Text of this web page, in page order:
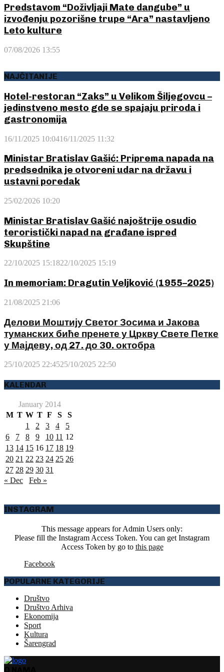
Predstavom “Doživljaji Mate dangube” u
izvođenju pozorišne trupe “Ara” nastavljeno
Leto kulture
07/08/2026 13:55
NAJČITANIJE
Hotel-restoran “Zaks” u Velikom Šiljegovcu –
jedinstveno mesto gde se spajaju priroda i
gastronomija
16/11/2025 10:0416/11/2025 11:32
Ministar Bratislav Gašić: Priprema napada na
predsednika je otvoreni udar na državu i
ustavni poredak
25/02/2026 10:20
Ministar Bratislav Gašić najoštrije osudio
teroristički napad na građane ispred
Skupštine
22/10/2025 15:1822/10/2025 15:19
In memoriam: Dragutin Veljković (1955–2025)
21/08/2025 21:06
Делови Моштију Светог Зосима и Јакова
туманских биће пренете у Цркву Свете Петке
у Мајдеву, од 27. до 30. октобра
25/10/2025 22:4525/10/2025 22:50
KALENDAR
January 2014
M T W T F S
S
1
2 3 4
5
6
7 8 9 10 11 12
13 14 15 16 17 18 19
20 21 22 23 24 25 26
27 28 29 30 31
« Dec
Feb »
INSTAGRAM
This message appears for Admin Users only:
Please fill the Instagram Access Token. You can get Instagram
Access Token by go to this page
Facebook
POPULARNE KATEGORIJE
Društvo
Društvo Arhiva
Ekonomija
Sport
Kultura
Šarengrad